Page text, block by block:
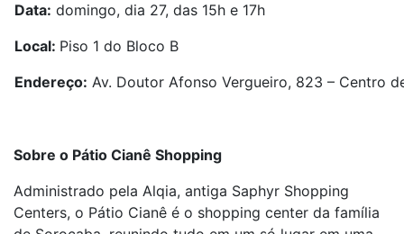
Data: domingo, dia 27, das 15h e 17h
Local: Piso 1 do Bloco B
Endereço: Av. Doutor Afonso Vergueiro, 823 – Centro
Sobre o Pátio Cianê Shopping
Administrado pela Alqia, antiga Saphyr Shopping
Centers, o Pátio Cianê é o shopping center da família